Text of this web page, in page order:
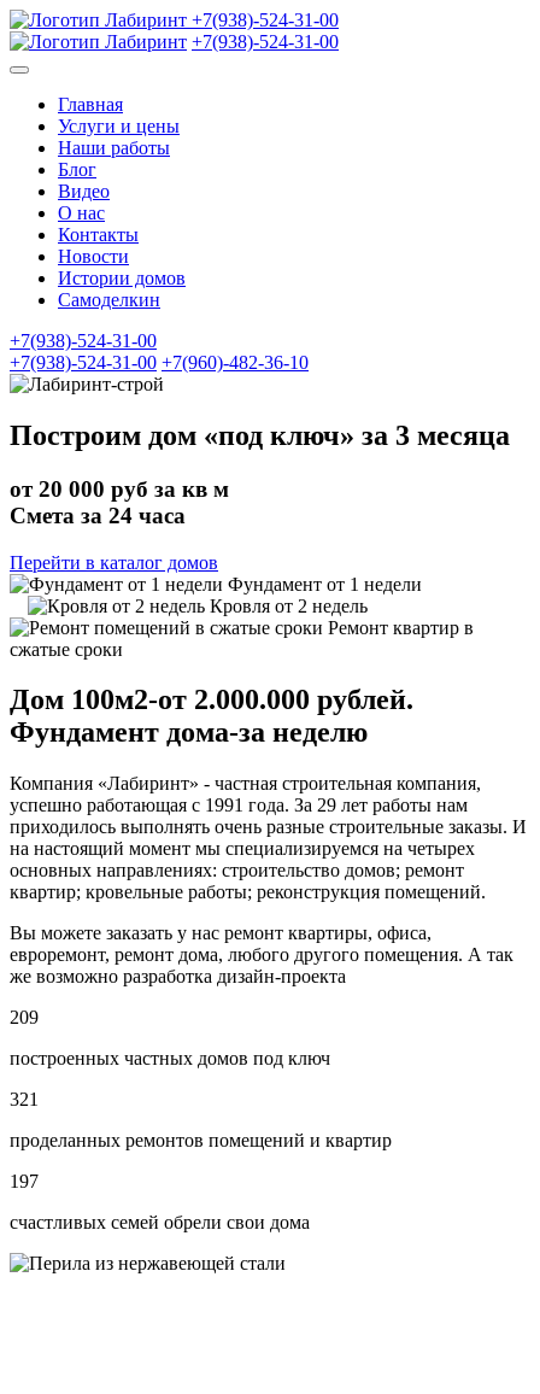
+7(938)-524-31-00
+7(938)-524-31-00
Главная
Услуги и цены
Наши работы
Блог
Видео
О нас
Контакты
Новости
Истории домов
Самоделкин
+7(938)-524-31-00
+7(938)-524-31-00 +7(960)-482-36-10
Построим дом «под ключ» за 3 месяца
от 20 000 руб за кв м
Смета за 24 часа
Перейти в каталог домов
Фундамент от 1 недели
Кровля от 2 недель
Ремонт квартир в
сжатые сроки
Дом 100м2-от 2.000.000 рублей.
Фундамент дома-за неделю
Компания «Лабиринт» - частная строительная компания,
успешно работающая с 1991 года. За 29 лет работы нам
приходилось выполнять очень разные строительные заказы. И
на настоящий момент мы специализируемся на четырех
основных направлениях: строительство домов; ремонт
квартир; кровельные работы; реконструкция помещений.
Вы можете заказать у нас ремонт квартиры, офиса,
евроремонт, ремонт дома, любого другого помещения. А так
же возможно разработка дизайн-проекта
209
построенных частных домов под ключ
321
проделанных ремонтов помещений и квартир
197
счастливых семей обрели свои дома